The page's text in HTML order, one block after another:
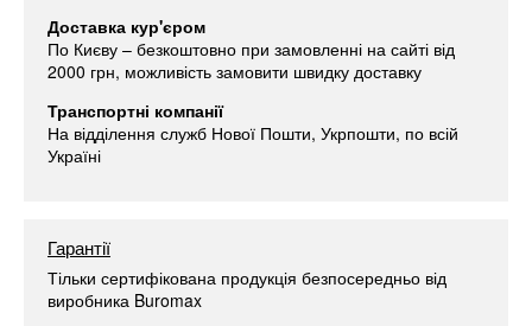
Доставка кур'єром
По Києву – безкоштовно при замовленні на сайті від
2000 грн, можливість замовити швидку доставку
Транспортні компанії
На відділення служб Нової Пошти, Укрпошти, по всій
Україні
Гарантії
Тільки сертифікована продукція безпосередньо від
виробника Buromax